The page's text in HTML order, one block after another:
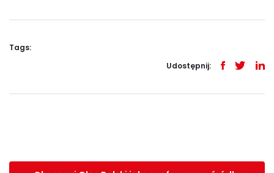
Tags:
Udostępnij: